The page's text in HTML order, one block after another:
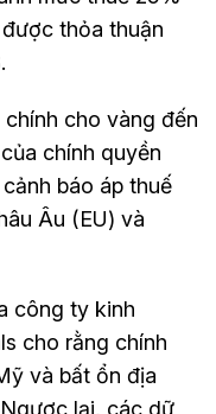
thỏa thuận
cho vàng đến
chính quyền
báo áp thuế
Âu (EU) và
công ty kinh
cho rằng chính
và bất ổn địa
lại, các dữ